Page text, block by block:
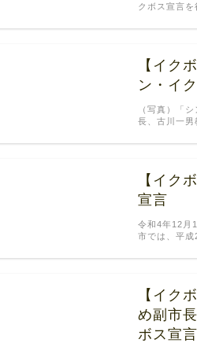
クボス宣言
【イク
ン・イ
（写真）「
長、古川一
【イク
宣言
令和4年12月
市では、平
【イク
め副市
ボス宣言